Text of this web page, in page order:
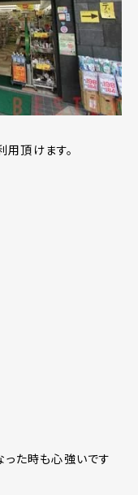
用頂けます。
た時も心強いです